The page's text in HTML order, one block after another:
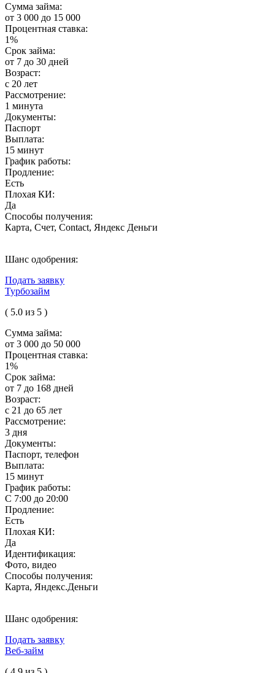
Сумма займа:
от 3 000 до 15 000
Процентная ставка:
1%
Срок займа:
от 7 до 30 дней
Возраст:
с 20 лет
Рассмотрение:
1 минута
Документы:
Паспорт
Выплата:
15 минут
График работы:
Продление:
Есть
Плохая КИ:
Да
Способы получения:
Карта, Счет, Contact, Яндекс Деньги
Шанс одобрения:
Подать заявку
Турбозайм
( 5.0 из 5 )
Сумма займа:
от 3 000 до 50 000
Процентная ставка:
1%
Срок займа:
от 7 до 168 дней
Возраст:
с 21 до 65 лет
Рассмотрение:
3 дня
Документы:
Паспорт, телефон
Выплата:
15 минут
График работы:
С 7:00 до 20:00
Продление:
Есть
Плохая КИ:
Да
Идентификация:
Фото, видео
Способы получения:
Карта, Яндекс.Деньги
Шанс одобрения:
Подать заявку
Веб-займ